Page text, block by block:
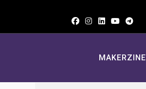
MAKERZINE